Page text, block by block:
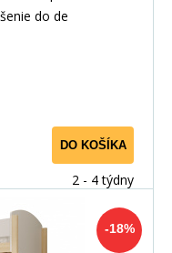
do de
DO KOŠÍKA
2 - 4 týdny
-18%